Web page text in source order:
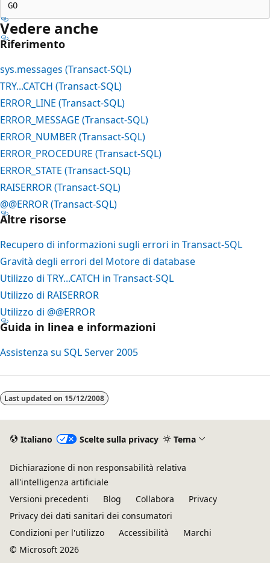
Vedere anche
Riferimento
sys.messages (Transact-SQL)
TRY...CATCH (Transact-SQL)
ERROR_LINE (Transact-SQL)
ERROR_MESSAGE (Transact-SQL)
ERROR_NUMBER (Transact-SQL)
ERROR_PROCEDURE (Transact-SQL)
ERROR_STATE (Transact-SQL)
RAISERROR (Transact-SQL)
@@ERROR (Transact-SQL)
Altre risorse
Recupero di informazioni sugli errori in Transact-SQL
Gravità degli errori del Motore di database
Utilizzo di TRY...CATCH in Transact-SQL
Utilizzo di RAISERROR
Utilizzo di @@ERROR
Guida in linea e informazioni
Assistenza su SQL Server 2005
lettura
disabilitata
Last updated on 15/12/2008
Italiano Scelte sulla privacy Tema
Dichiarazione di non responsabilità relativa
all'intelligenza artificiale
Versioni precedenti
Blog Collabora
Privacy
Privacy dei dati sanitari dei consumatori
Condizioni per l'utilizzo
Accessibilità
Marchi
© Microsoft 2026